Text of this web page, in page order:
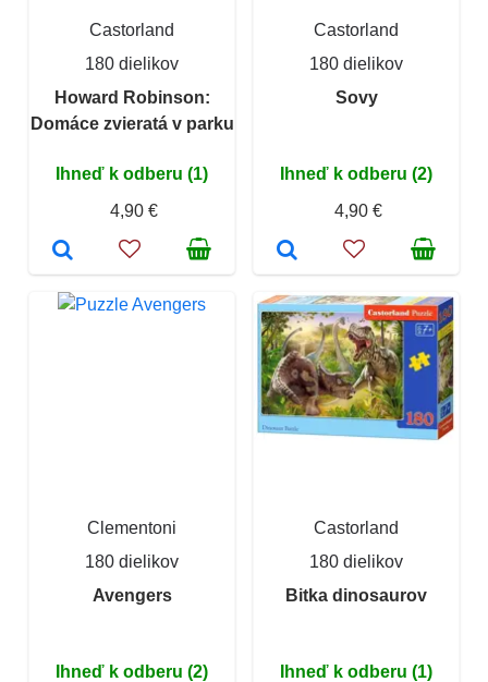
Castorland
180 dielikov
Howard Robinson:
Domáce zvieratá v parku
Ihneď k odberu (1)
4,90 €
Castorland
180 dielikov
Sovy
Ihneď k odberu (2)
4,90 €
Clementoni
180 dielikov
Avengers
Ihneď k odberu (2)
Castorland
180 dielikov
Bitka dinosaurov
Ihneď k odberu (1)